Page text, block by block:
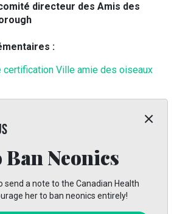
directeur des Amis des
:
certification Ville amie des oiseaux
Ban Neonics
send a note to the Canadian Health
her to ban neonics entirely!